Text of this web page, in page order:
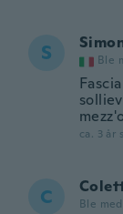
S Ble
ca. 3 år
C Ble